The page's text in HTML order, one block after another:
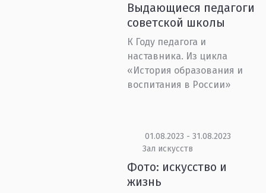
Выдающиеся педагоги
советской школы
К Году педагога и
наставника. Из цикла
«История образования и
воспитания в России»
01.08.2023 - 31.08.2023
Зал искусств
Фото: искусство и
жизнь